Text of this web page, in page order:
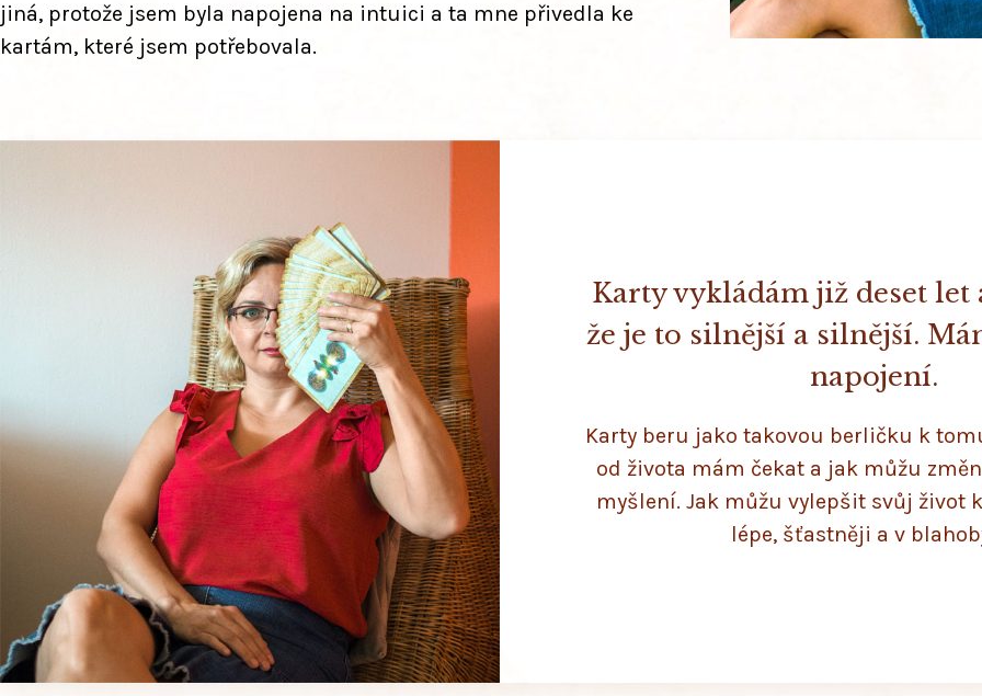
jiná, protože jsem byla napojena na intuici a ta mne přivedla ke
kartám, které jsem potřebovala.
Karty vykládám již deset let
že je to silnější a silnější.
napojení.
Karty beru jako takovou berličku k
od života mám čekat a jak můžu
myšlení. Jak můžu vylepšit svůj život
lépe, šťastněji a v